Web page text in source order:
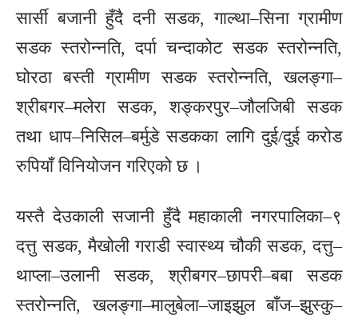
सार्सी बजानी हुँदै दनी सडक, गाल्था–सिना ग्रामीण
सडक स्तरोन्नति, दर्पा चन्दाकोट सडक स्तरोन्नति,
घोरठा बस्ती ग्रामीण सडक स्तरोन्नति, खलङ्गा–
श्रीबगर–मलेरा सडक, शङ्करपुर–जौलजिबी सडक
तथा धाप–निसिल–बर्मुडे सडकका लागि दुई/दुई करोड
रुपियाँ विनियोजन गरिएको छ ।
यस्तै देउकाली सजानी हुँदै महाकाली नगरपालिका–९
दत्तु सडक, मैखोली गराडी स्वास्थ्य चौकी सडक, दत्तु–
थाप्ला–उलानी सडक, श्रीबगर–छापरी–बबा सडक
स्तरोन्नति, खलङ्गा–मालुबेला–जाइझुल बाँज–झुस्कु–